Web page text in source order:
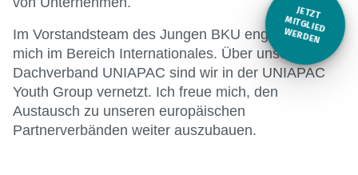
JETZT
M
ITGLIED W
ERDEN
Im Vorstandsteam des Jungen BKU engagiere ich
mich im Bereich Internationales. Über unseren
Dachverband UNIAPAC sind wir in der UNIAPAC
Youth Group vernetzt. Ich freue mich, den
Austausch zu unseren europäischen
Partnerverbänden weiter auszubauen.